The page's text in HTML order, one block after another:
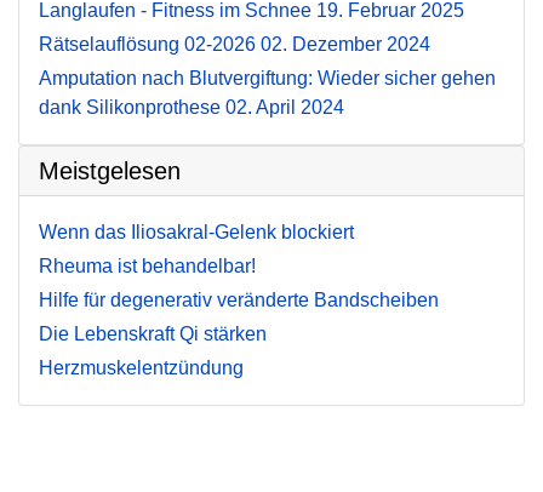
Langlaufen - Fitness im Schnee 19. Februar 2025
Rätselauflösung 02-2026 02. Dezember 2024
Amputation nach Blutvergiftung: Wieder sicher gehen
dank Silikonprothese 02. April 2024
Meistgelesen
Wenn das Iliosakral-Gelenk blockiert
Rheuma ist behandelbar!
Hilfe für degenerativ veränderte Bandscheiben
Die Lebenskraft Qi stärken
Herzmuskelentzündung